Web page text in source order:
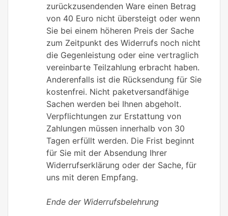
zurückzusendenden Ware einen Betrag
von 40 Euro nicht übersteigt oder wenn
Sie bei einem höheren Preis der Sache
zum Zeitpunkt des Widerrufs noch nicht
die Gegenleistung oder eine vertraglich
vereinbarte Teilzahlung erbracht haben.
Anderenfalls ist die Rücksendung für Sie
kostenfrei. Nicht paketversandfähige
Sachen werden bei Ihnen abgeholt.
Verpflichtungen zur Erstattung von
Zahlungen müssen innerhalb von 30
Tagen erfüllt werden. Die Frist beginnt
für Sie mit der Absendung Ihrer
Widerrufserklärung oder der Sache, für
uns mit deren Empfang.
Ende der Widerrufsbelehrung